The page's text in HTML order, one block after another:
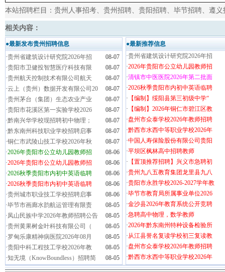
本站招聘栏目： 贵州人事招考、 贵州招聘、 贵阳招聘、 毕节招聘、 遵义
相关内容：
●最新发布贵州招聘信息
·贵州省建筑设计研究院2026年招
08-07
·贵阳市卫健投智慧医疗科技有限
08-07
·贵州航天控制技术有限公司航天
08-07
·云上（贵州）数据开发有限公司20
08-07
·贵州茅台（集团）生态农业产业
08-07
·贵阳市花溪区第一实验学校2026
08-07
·黔南兴华学校现招聘初中物理；
08-07
·黔东南州科技职业学校招聘启事
08-07
·铜仁市武陵山技工学校2026年秋
08-07
·2026年贵阳市公立幼儿园教师招
08-06
·2026年贵阳市公立幼儿园教师招
08-06
·2026秋季贵阳市内初中英语临聘
08-06
·2026秋季贵阳市内初中英语临聘
08-06
·贵州城市职业技工学校招聘启事
08-06
·毕节市画廊水韵航运管理有限责
08-05
·凤山民族中学2026年教师招聘公告
08-05
·贵州黄果树金叶科技有限公司（
08-05
·罗甸乐康精神病医院2026年08月
08-05
·贵阳中科工程技工学校2026年教
08-05
·知无境（KnowBoundless）招聘简 08-05
●最新推荐信息
·贵州省建筑设计研究院2026年招
·2026年贵阳市公立幼儿园教师招
·清镇市中医医院2026年第二批面
·2026秋季贵阳市内初中英语临聘
· 【编制】绥阳县第三初级中学“
· 【编制】2026年铜仁市碧江区教
·盘州市众泰学校2026年教师招聘
·黔西市水西中等职业学校2026年
·中国人寿保险股份有限公司贵阳
·平坝区枫林高中招聘教师
· 【置顶推荐招聘】兴义市急聘初
·贵州九八五教育集团龙里县九八
·贵阳市永胜学校2026-2027学年教
·毕节市教育局所属事业单位2026
·金沙县2026年教育系统公开竞聘
·急聘高中物理，数学教师
·2026年黔东南州特种设备检验所
·从江县誉名复读学校初三复读教
·盘州市众泰学校2026年教师招聘
·黔西市水西中等职业学校2026年